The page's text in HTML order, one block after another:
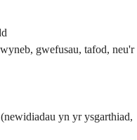
gwefusau, tafod, neu'r
yn yr ysgarthiad,